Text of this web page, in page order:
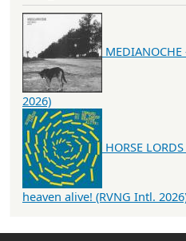
2026)
HORSE
heaven alive! (RVNG Intl.